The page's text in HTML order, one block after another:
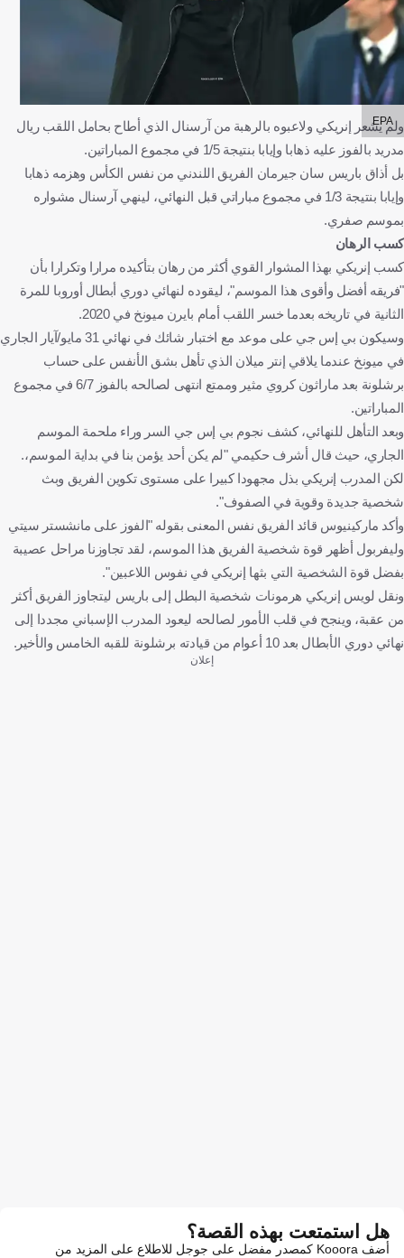
EPA
ولم يشعر إنريكي ولاعبوه بالرهبة من آرسنال الذي أطاح بحامل اللقب ريال
مدريد بالفوز عليه ذهابا وإيابا بنتيجة 1/5 في مجموع المباراتين.
بل أذاق باريس سان جيرمان الفريق اللندني من نفس الكأس وهزمه ذهابا
وإيابا بنتيجة 1/3 في مجموع مباراتي قبل النهائي، لينهي آرسنال مشواره
بموسم صفري.
كسب الرهان
كسب إنريكي بهذا المشوار القوي أكثر من رهان بتأكيده مرارا وتكرارا بأن
"فريقه أفضل وأقوى هذا الموسم"، ليقوده لنهائي دوري أبطال أوروبا للمرة
الثانية في تاريخه بعدما خسر اللقب أمام بايرن ميونخ في 2020.
وسيكون بي إس جي على موعد مع اختبار شائك في نهائي 31 مايو/آيار الجاري
في ميونخ عندما يلاقي إنتر ميلان الذي تأهل بشق الأنفس على حساب
برشلونة بعد ماراثون كروي مثير وممتع انتهى لصالحه بالفوز 6/7 في مجموع
المباراتين.
وبعد التأهل للنهائي، كشف نجوم بي إس جي السر وراء ملحمة الموسم
الجاري، حيث قال أشرف حكيمي "لم يكن أحد يؤمن بنا في بداية الموسم،.
لكن المدرب إنريكي بذل مجهودا كبيرا على مستوى تكوين الفريق وبث
شخصية جديدة وقوية في الصفوف".
وأكد ماركينيوس قائد الفريق نفس المعنى بقوله "الفوز على مانشستر سيتي
وليفربول أظهر قوة شخصية الفريق هذا الموسم، لقد تجاوزنا مراحل عصيبة
بفضل قوة الشخصية التي بثها إنريكي في نفوس اللاعبين".
ونقل لويس إنريكي هرمونات شخصية البطل إلى باريس ليتجاوز الفريق أكثر
من عقبة، وينجح في قلب الأمور لصالحه ليعود المدرب الإسباني مجددا إلى
نهائي دوري الأبطال بعد 10 أعوام من قيادته برشلونة للقبه الخامس والأخير.
إعلان
هل استمتعت بهذه القصة؟
أضف Kooora كمصدر مفضل على جوجل للاطلاع على المزيد من